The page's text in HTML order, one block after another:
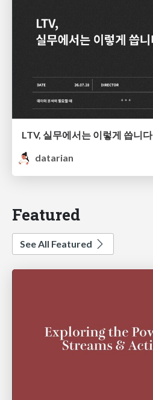
LTV, 실무에서는 이렇게 씁니다
datarian
Featured
See All Featured